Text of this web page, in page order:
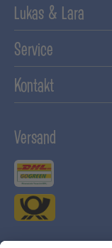
Lukas & Lara
Service
Kontakt
Versand